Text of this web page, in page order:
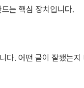
는 핵심 장치입니다.
다. 어떤 글이 잘됐는지